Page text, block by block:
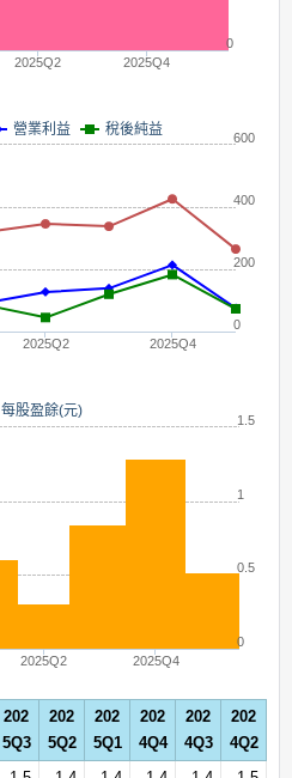
2025Q2 2025Q4
0
營業利益 稅後純益
2025Q2 2025Q4
0
200
400
600
每股盈餘(元)
2025Q2 2025Q4
0
0.5
1
1.5
202
5Q3
202
5Q2
202
5Q1
202
4Q4
202
4Q3
202
4Q2